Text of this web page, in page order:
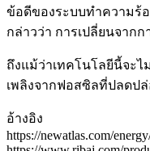
ข้อดีของระบบทำความร้
กล่าวว่า การเปลี่ยนจาก
ถึงแม้ว่าเทคโนโลยีนี้จะ
เพลิงจากฟอสซิลที่ปลดป
อ้างอิง
https://newatlas.com/